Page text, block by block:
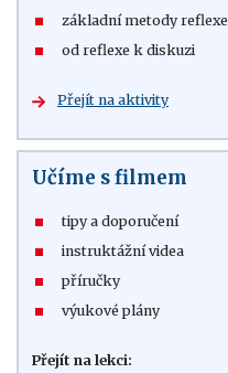
základní metody reflexe
od reflexe k diskuzi
Přejít na aktivity
Učíme s filmem
tipy a doporučení
instruktážní videa
příručky
výukové plány
Přejít na lekci: